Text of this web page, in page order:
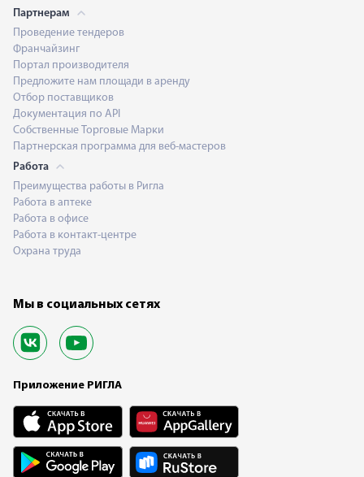
Партнерам
Проведение тендеров
Франчайзинг
Портал производителя
Предложите нам площади в аренду
Отбор поставщиков
Документация по API
Собственные Торговые Марки
Партнерская программа для веб-мастеров
Работа
Преимущества работы в Ригла
Работа в аптеке
Работа в офисе
Работа в контакт-центре
Охрана труда
Мы в социальных сетях
Приложение РИГЛА